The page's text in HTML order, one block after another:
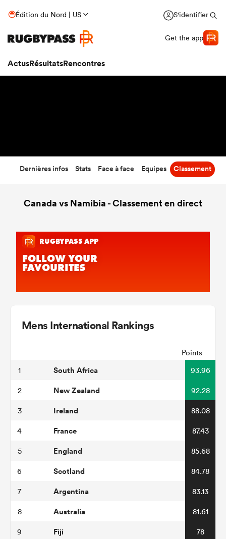
Édition du Nord | US S'identifier
Get the app
ActusRésultatsRencontres
Dernières infos Stats Face à face Equipes Classement
Canada vs Namibia - Classement en direct
Mens International Rankings
Points
1
South Africa 93.96
2 New Zealand 92.28
3 Ireland 88.08
4 France 87.43
5 England 85.68
6 Scotland 84.78
7 Argentina 83.13
8 Australia 81.61
9 Fiji 78